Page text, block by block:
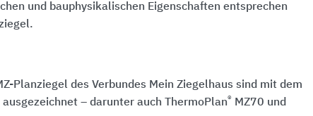
und bauphysikalischen Eigenschaften entsprechen
Planziegel des Verbundes Mein Ziegelhaus sind mit dem
– darunter auch ThermoPlan®
MZ70 und